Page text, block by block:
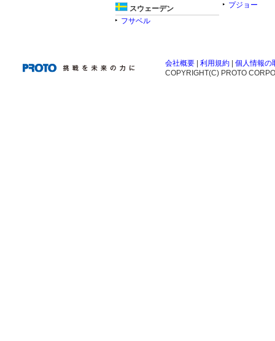
スウェーデン
フサベル
プジョー
会社概要 利用規約
個人情報の
COPYRIGHT(C) PROTO